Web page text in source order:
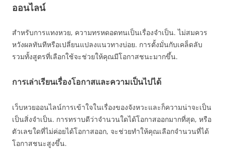
ออนไลน์
สำหรับการแทงหวย, ความทรหดอดทนเป็นเรื่องจำเป็น. ไม่สมควร
หวังผลทันทีหรือเปลี่ยนแปลงแนวทางบ่อย. การตั้งมั่นกับเคล็ดลับ
รวมทั้งสูตรที่เลือกใช้จะช่วยให้คุณมีโอกาสชนะมากขึ้น.
การเล่าเรียนเรื่องโอกาสและความเป็นไปได้
เว็บหวยออนไลน์การเข้าใจในเรื่องของจังหวะและก็ความน่าจะเป็น
เป็นสิ่งจำเป็น. การทราบดีว่าจำนวนใดได้โอกาสออกมากที่สุด, หรือ
ตัวเลขใดที่ไม่ค่อยได้โอกาสออก, จะช่วยทำให้คุณเลือกจำนวนที่ได้
โอกาสชนะสูงขึ้น.